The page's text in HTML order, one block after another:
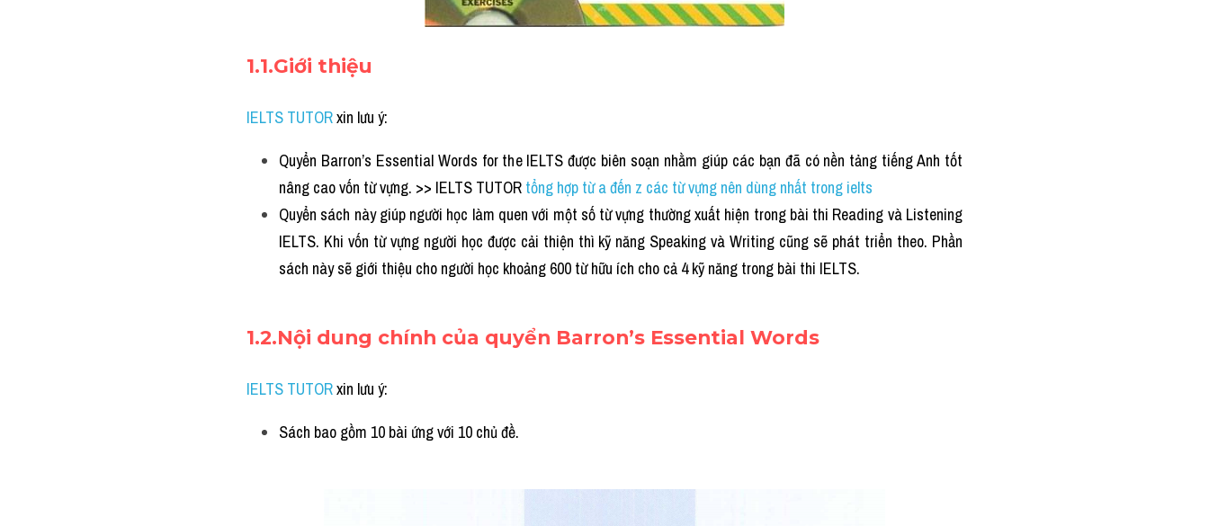
1.1.Giới thiệu
IELTS TUTORxin lưu ý:
Quyển Barron’s Essential Words for the IELTS được biên soạn nhằm giúp các bạn đã có nền tảng tiếng Anh tốt
nâng cao vốn từ vựng. >> IELTS TUTOR tổng hợp từ a đến z các từ vựng nên dùng nhất trong ielts
Quyển sách này giúp người học làm quen với một số từ vựng thường xuất hiện trong bài thi Reading và Listening
IELTS. Khi vốn từ vựng người học được cải thiện thì kỹ năng Speaking và Writing cũng sẽ phát triển theo. Phần
sách này sẽ giới thiệu cho người học khoảng 600 từ hữu ích cho cả 4 kỹ năng trong bài thi IELTS.
1.2.Nội dung chính của quyển Barron’s Essential Words
IELTS TUTORxin lưu ý:
Sách bao gồm 10 bài ứng với 10 chủ đề.